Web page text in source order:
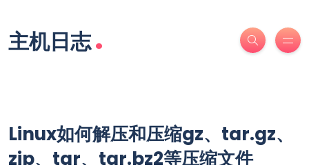
主机日志.
Linux如何解压和压缩gz、tar.gz、
zip、tar、tar.bz2等压缩文件